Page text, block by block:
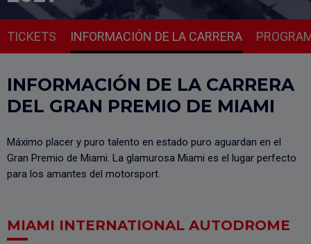
TICKETS INFORMACIÓN DE LA CARRERA
INFORMACIÓN DE LA CARRERA
DEL GRAN PREMIO DE MIAMI
Máximo placer y puro talento en estado puro aguardan en el
Gran Premio de Miami. La glamurosa Miami es el lugar perfecto
para los amantes del motorsport.
MIAMI INTERNATIONAL AUTODROME